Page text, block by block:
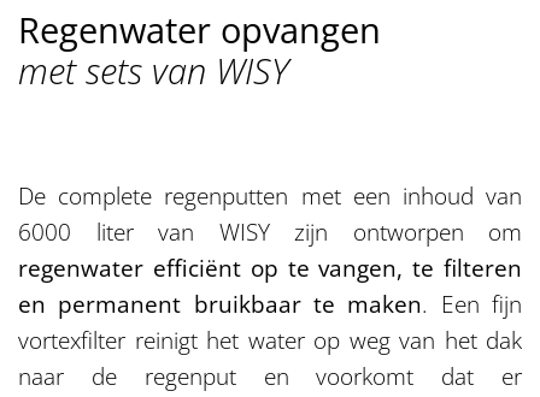
Regenwater opvangen
met sets van WISY
De complete regenputten met een inhoud van
6000 liter van WISY zijn ontworpen om
regenwater efficiënt op te vangen, te filteren
en permanent bruikbaar te maken. Een fijn
vortexfilter reinigt het water op weg van het dak
naar de regenput en voorkomt dat er